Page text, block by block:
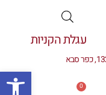
עגלת הקניות
0
עגלת